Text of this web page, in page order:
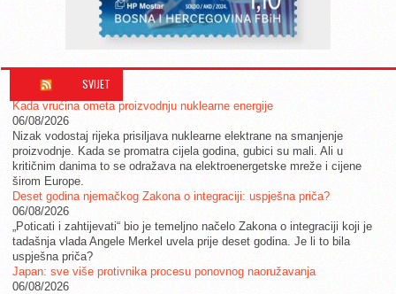
SVIJET
Kada vrućina ometa proizvodnju nuklearne energije
06/08/2026
Nizak vodostaj rijeka prisiljava nuklearne elektrane na smanjenje
proizvodnje. Kada se promatra cijela godina, gubici su mali. Ali u
kritičnim danima to se odražava na elektroenergetske mreže i cijene
širom Europe.
Deset godina njemačkog Zakona o integraciji: uspješna priča?
06/08/2026
„Poticati i zahtijevati“ bio je temeljno načelo Zakona o integraciji koji je
tadašnja vlada Angele Merkel uvela prije deset godina. Je li to bila
uspješna priča?
Japan: sve više protivnika procesu ponovnog naoružavanja
06/08/2026